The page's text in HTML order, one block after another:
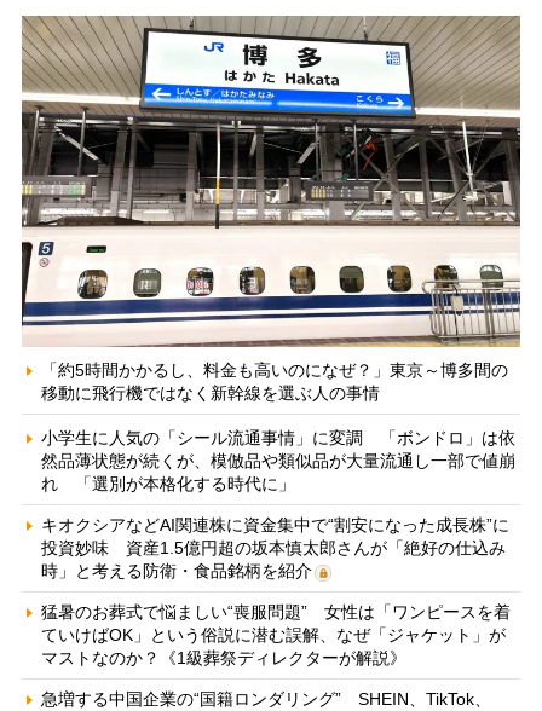
「約5時間かかるし、料金も高いのになぜ？」東京～博多間の
移動に飛行機ではなく新幹線を選ぶ人の事情
小学生に人気の「シール流通事情」に変調 「ボンドロ」は依
然品薄状態が続くが、模倣品や類似品が大量流通し一部で値崩
れ 「選別が本格化する時代に」
キオクシアなどAI関連株に資金集中で“割安になった成長株”に
投資妙味 資産1.5億円超の坂本慎太郎さんが「絶好の仕込み
時」と考える防衛・食品銘柄を紹介
猛暑のお葬式で悩ましい“喪服問題” 女性は「ワンピースを着
ていけばOK」という俗説に潜む誤解、なぜ「ジャケット」が
マストなのか？《1級葬祭ディレクターが解説》
急増する中国企業の“国籍ロンダリング” SHEIN、TikTok、